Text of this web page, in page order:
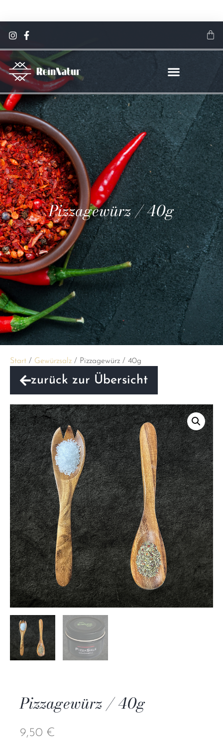
Jetzt sparen! 15 % Rabatt auf alle Gewürze & Spezialsalze
Pizzagewürz / 40g
Start / Gewürzsalz / Pizzagewürz / 40g
zurück zur Übersicht
Pizzagewürz / 40g
9,50 €